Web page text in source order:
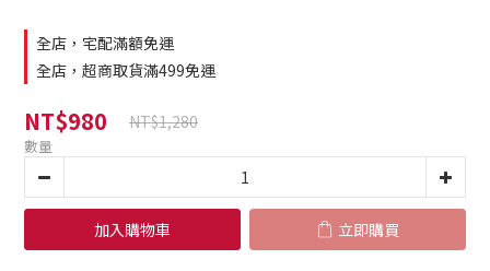
全店，宅配滿額免運
全店，超商取貨滿499免運
NT$980 NT$1,280
數量
加入購物車 立即購買